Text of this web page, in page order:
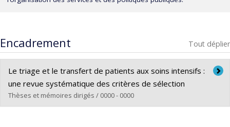
Encadrement Tout déplier
Le triage et le transfert de patients aux soins intensifs :
une revue systématique des critères de sélection
Thèses et mémoires dirigés / 0000 - 0000